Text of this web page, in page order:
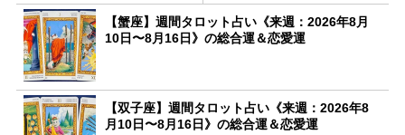
【蟹座】週間タロット占い《来週：2026年8月
10日〜8月16日》の総合運＆恋愛運
【双子座】週間タロット占い《来週：2026年8
月10日〜8月16日》の総合運＆恋愛運